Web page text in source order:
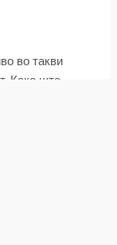
во такви
Како што